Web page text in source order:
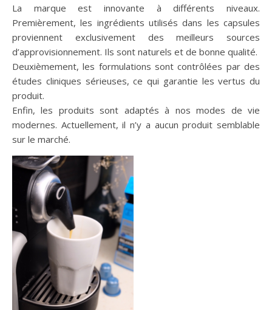
La marque est innovante à différents niveaux.
Premièrement, les ingrédients utilisés dans les capsules
proviennent exclusivement des meilleurs sources
d’approvisionnement. Ils sont naturels et de bonne qualité.
Deuxièmement, les formulations sont contrôlées par des
études cliniques sérieuses, ce qui garantie les vertus du
produit.
Enfin, les produits sont adaptés à nos modes de vie
modernes. Actuellement, il n’y a aucun produit semblable
sur le marché.